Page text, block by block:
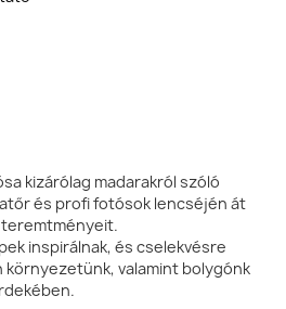
kizárólag madarakról szóló
és profi fotósok lencséjén át
teremtményeit.
inspirálnak, és cselekvésre
valamint bolygónk